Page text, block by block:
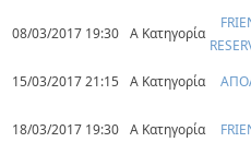
08/03/2017 19:30 Α Κατηγορία
15/03/2017 21:15 Α Κατηγορία
18/03/2017 19:30 Α Κατηγορία